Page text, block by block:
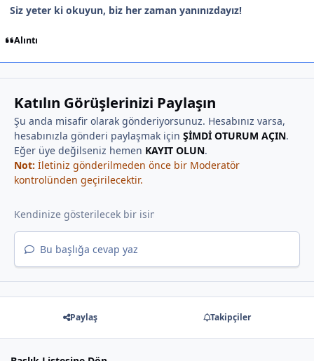
Siz yeter ki okuyun, biz her zaman yanınızdayız!
Alıntı
Katılın Görüşlerinizi Paylaşın
Şu anda misafir olarak gönderiyorsunuz. Hesabınız varsa,
hesabınızla gönderi paylaşmak için ŞİMDİ OTURUM AÇIN.
Eğer üye değilseniz hemen KAYIT OLUN.
Not: İletiniz gönderilmeden önce bir Moderatör
kontrolünden geçirilecektir.
Bu başlığa cevap yaz
Paylaş Takipçiler